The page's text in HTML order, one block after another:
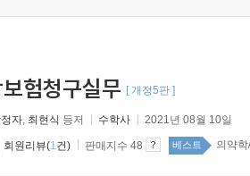
험청구실무 [ 개정5판 ]
자, 최현식 등저 수학사 2021년 08월 10일
회원리뷰(1건) 판매지수 48 베스트 의약학